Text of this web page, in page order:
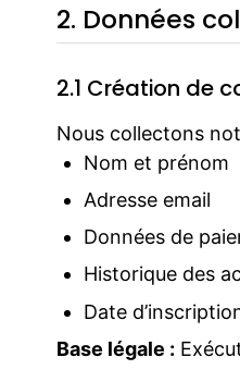
2. Données
2.1 Création de
Nous collectons
Nom et prénom
Adresse email
Données de
Historique des
Date
Base légale :